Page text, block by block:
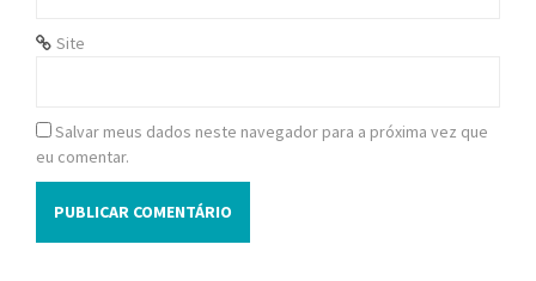
Site
Salvar meus dados neste navegador para a próxima vez que
eu comentar.